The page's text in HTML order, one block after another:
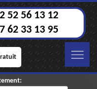
52 56 13 12
62 33 13 95